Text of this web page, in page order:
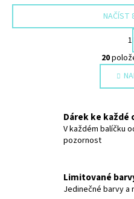
NAČÍST
1
20
Dárek ke každé
V každém balíčku
pozornost
Limitované
Jedinečné barvy a